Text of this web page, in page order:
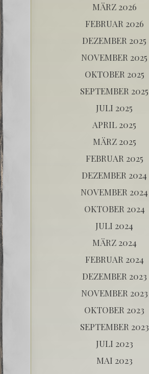
MÄRZ 2026
FEBRUAR 2026
DEZEMBER 2025
NOVEMBER 2025
OKTOBER 2025
SEPTEMBER 2025
JULI 2025
APRIL 2025
MÄRZ 2025
FEBRUAR 2025
DEZEMBER 2024
NOVEMBER 2024
OKTOBER 2024
JULI 2024
MÄRZ 2024
FEBRUAR 2024
DEZEMBER 2023
NOVEMBER 2023
OKTOBER 2023
SEPTEMBER 2023
JULI 2023
MAI 2023